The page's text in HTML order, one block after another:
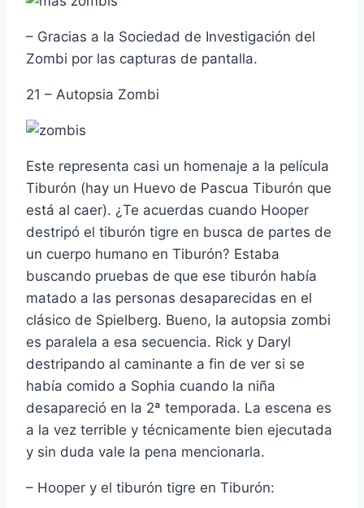
– Gracias a la Sociedad de Investigación del
Zombi por las capturas de pantalla.
21 – Autopsia Zombi
Este representa casi un homenaje a la pelí­cula
Tiburón (hay un Huevo de Pascua Tiburón que
está al caer). ¿Te acuerdas cuando Hooper
destripó el tiburón tigre en busca de partes de
un cuerpo humano en Tiburón? Estaba
buscando pruebas de que ese tiburón habí­a
matado a las personas desaparecidas en el
clásico de Spielberg. Bueno, la autopsia zombi
es paralela a esa secuencia. Rick y Daryl
destripando al caminante a fin de ver si se
habí­a comido a Sophia cuando la niña
desapareció en la 2ª temporada. La escena es
a la vez terrible y técnicamente bien ejecutada
y sin duda vale la pena mencionarla.
– Hooper y el tiburón tigre en Tiburón: